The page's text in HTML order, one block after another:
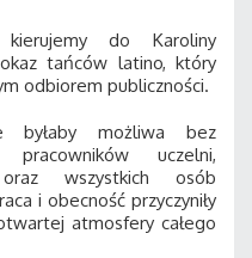
kierujemy do Karoliny
tańców latino, który
odbiorem publiczności.
byłaby możliwa bez
pracowników uczelni,
wszystkich osób
i obecność przyczyniły
atmosfery całego